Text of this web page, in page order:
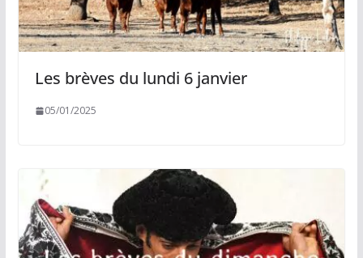
Les brèves du lundi 6 janvier
05/01/2025